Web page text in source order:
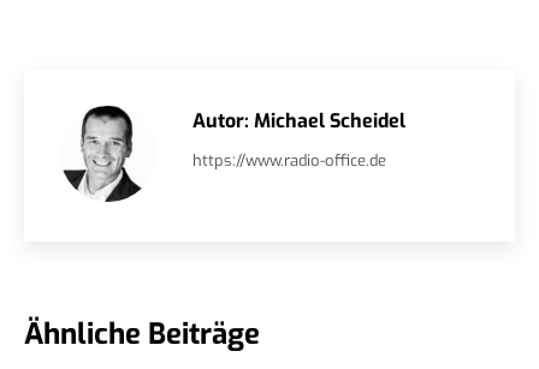
Autor: Michael Scheidel
https://www.radio-office.de
Ähnliche Beiträge